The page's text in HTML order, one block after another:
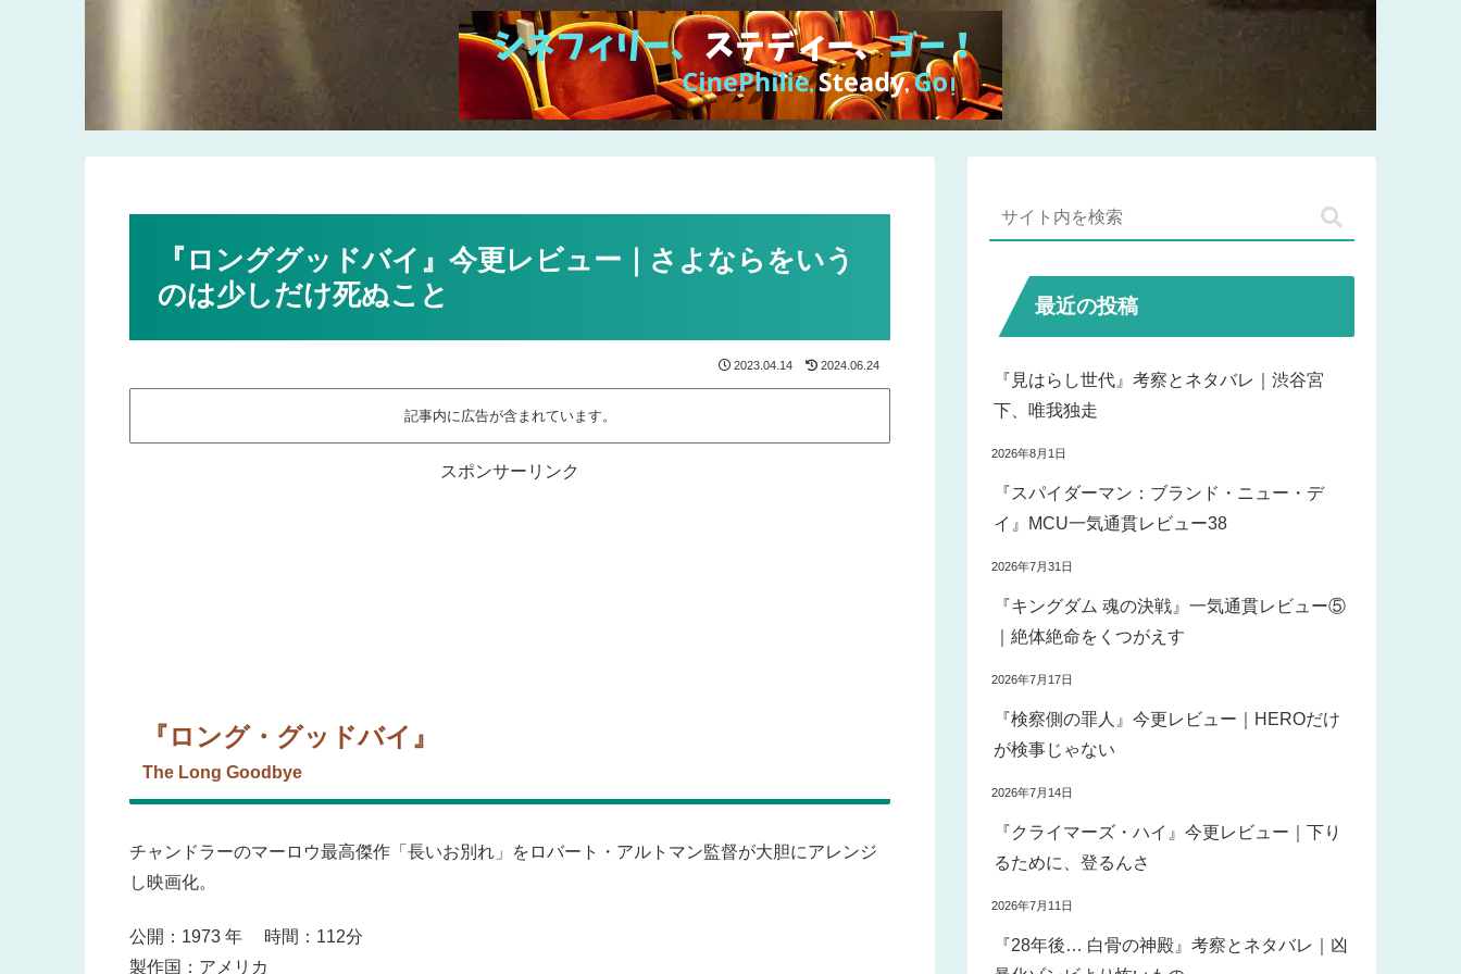
『ロンググッドバイ』今更レビュー｜さよならをいう
のは少しだけ死ぬこと
2023.04.14 2024.06.24
記事内に広告が含まれています。
スポンサーリンク
『ロング・グッドバイ』
The Long Goodbye
チャンドラーのマーロウ最高傑作「長いお別れ」をロバート・アルトマン監督が大胆にアレンジ
し映画化。
公開：1973 年 時間：112分
製作国：アメリカ
最近の投稿
『見はらし世代』考察とネタバレ｜渋谷宮
下、唯我独走
2026年8月1日
『スパイダーマン：ブランド・ニュー・デ
イ』MCU一気通貫レビュー38
2026年7月31日
『キングダム 魂の決戦』一気通貫レビュー⑤
｜絶体絶命をくつがえす
2026年7月17日
『検察側の罪人』今更レビュー｜HEROだけ
が検事じゃない
2026年7月14日
『クライマーズ・ハイ』今更レビュー｜下り
るために、登るんさ
2026年7月11日
『28年後… 白骨の神殿』考察とネタバレ｜凶